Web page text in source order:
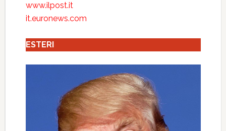
www.ilpost.it
it.euronews.com
ESTERI